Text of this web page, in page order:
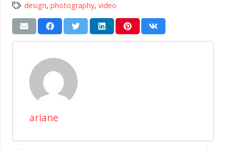
design, photography, video
ariane